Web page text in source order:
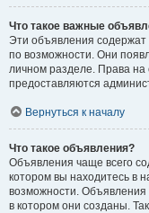
Что такое важные
Эти объявления
по возможности. Они
личном разделе. Права
предоставляются
Вернуться к началу
Что такое объявления?
Объявления чаще всего
котором вы находитесь в
возможности.
в котором они созданы.